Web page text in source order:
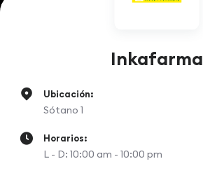
Inkafarma
Ubicación:
Sótano 1
Horarios:
L - D: 10:00 am - 10:00 pm